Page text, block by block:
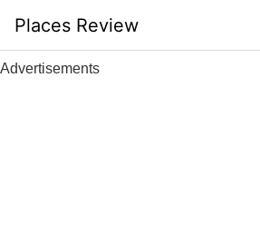
content
Places Review
Advertisements